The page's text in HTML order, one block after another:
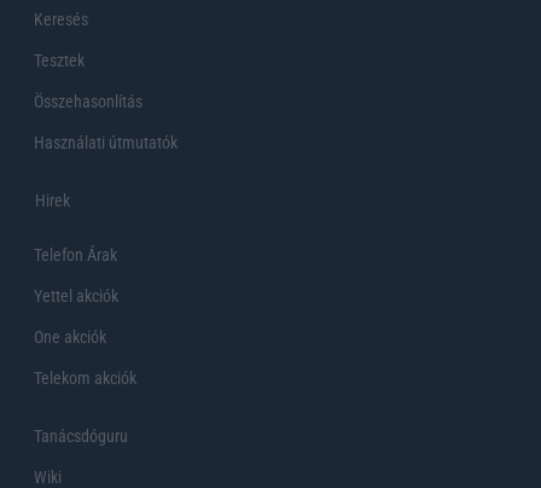
Keresés
Tesztek
Összehasonlítás
Használati útmutatók
Hirek
Telefon Árak
Yettel akciók
One akciók
Telekom akciók
Tanácsdóguru
Wiki